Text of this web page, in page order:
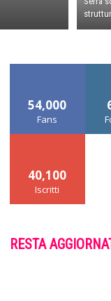
54,000
Fans
40,100
Iscritti
RESTA